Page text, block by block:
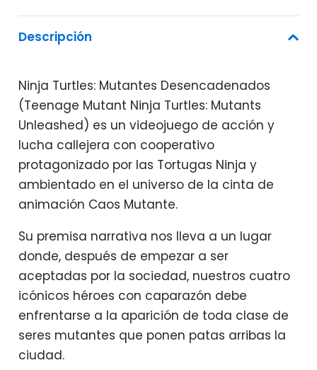
Descripción
Ninja Turtles: Mutantes Desencadenados
(Teenage Mutant Ninja Turtles: Mutants
Unleashed) es un videojuego de acción y
lucha callejera con cooperativo
protagonizado por las Tortugas Ninja y
ambientado en el universo de la cinta de
animación Caos Mutante.
Su premisa narrativa nos lleva a un lugar
donde, después de empezar a ser
aceptadas por la sociedad, nuestros cuatro
icónicos héroes con caparazón debe
enfrentarse a la aparición de toda clase de
seres mutantes que ponen patas arribas la
ciudad.